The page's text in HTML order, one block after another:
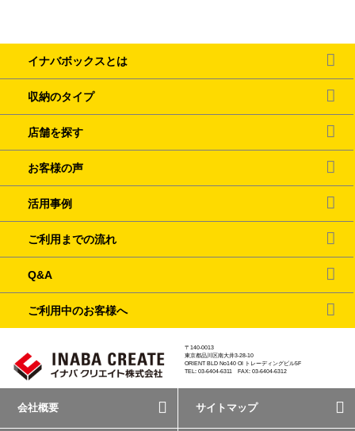
イナバボックスとは
収納のタイプ
店舗を探す
お客様の声
活用事例
ご利用までの流れ
Q&A
ご利用中のお客様へ
〒140-0013
東京都品川区南大井3-28-10
ORIENT BLD No140 OI トレーディングビル5F
TEL: 03-6404-6311 FAX: 03-6404-6312
会社概要 サイトマップ